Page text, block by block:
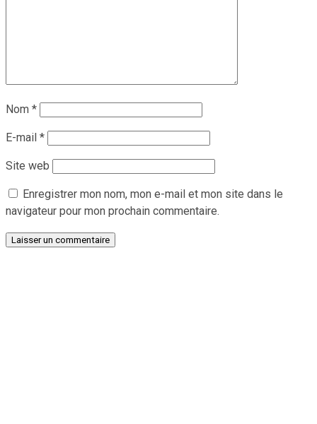
Nom *
E-mail *
Site web
Enregistrer mon nom, mon e-mail et mon site dans le
navigateur pour mon prochain commentaire.